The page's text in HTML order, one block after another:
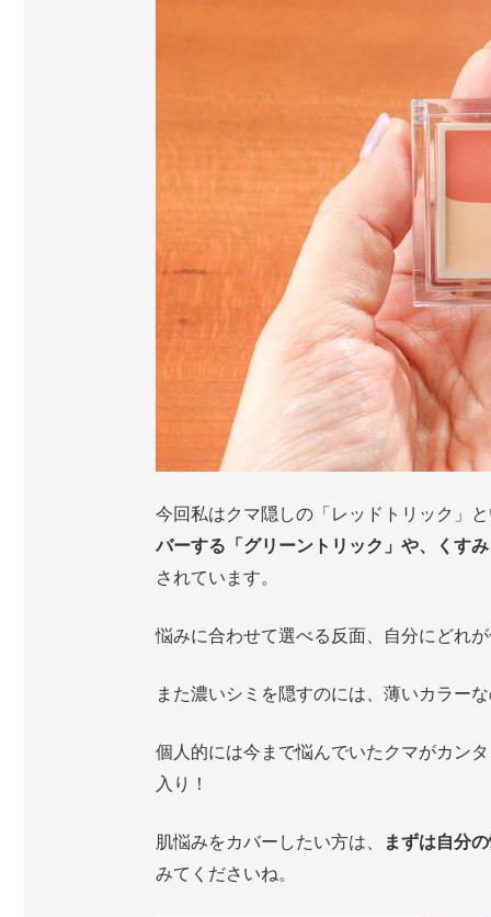
今回私はクマ隠しの「レッドトリック」
バーする「グリーントリック」や、くす
されています。
悩みに合わせて選べる反面、自分にどれ
また濃いシミを隠すのには、薄いカラー
個人的には今まで悩んでいたクマがカン
入り！
肌悩みをカバーしたい方は、
まずは自分
みてくださいね。